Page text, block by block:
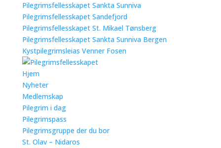
Pilegrimsfellesskapet Sankta Sunniva
Pilegrimsfellesskapet Sandefjord
Pilegrimsfellesskapet St. Mikael Tønsberg
Pilegrimsfellesskapet Sankta Sunniva Bergen
Kystpilegrimsleias Venner Fosen
Hjem
Nyheter
Medlemskap
Pilegrim i dag
Pilegrimspass
Pilegrimsgruppe der du bor
St. Olav – Nidaros